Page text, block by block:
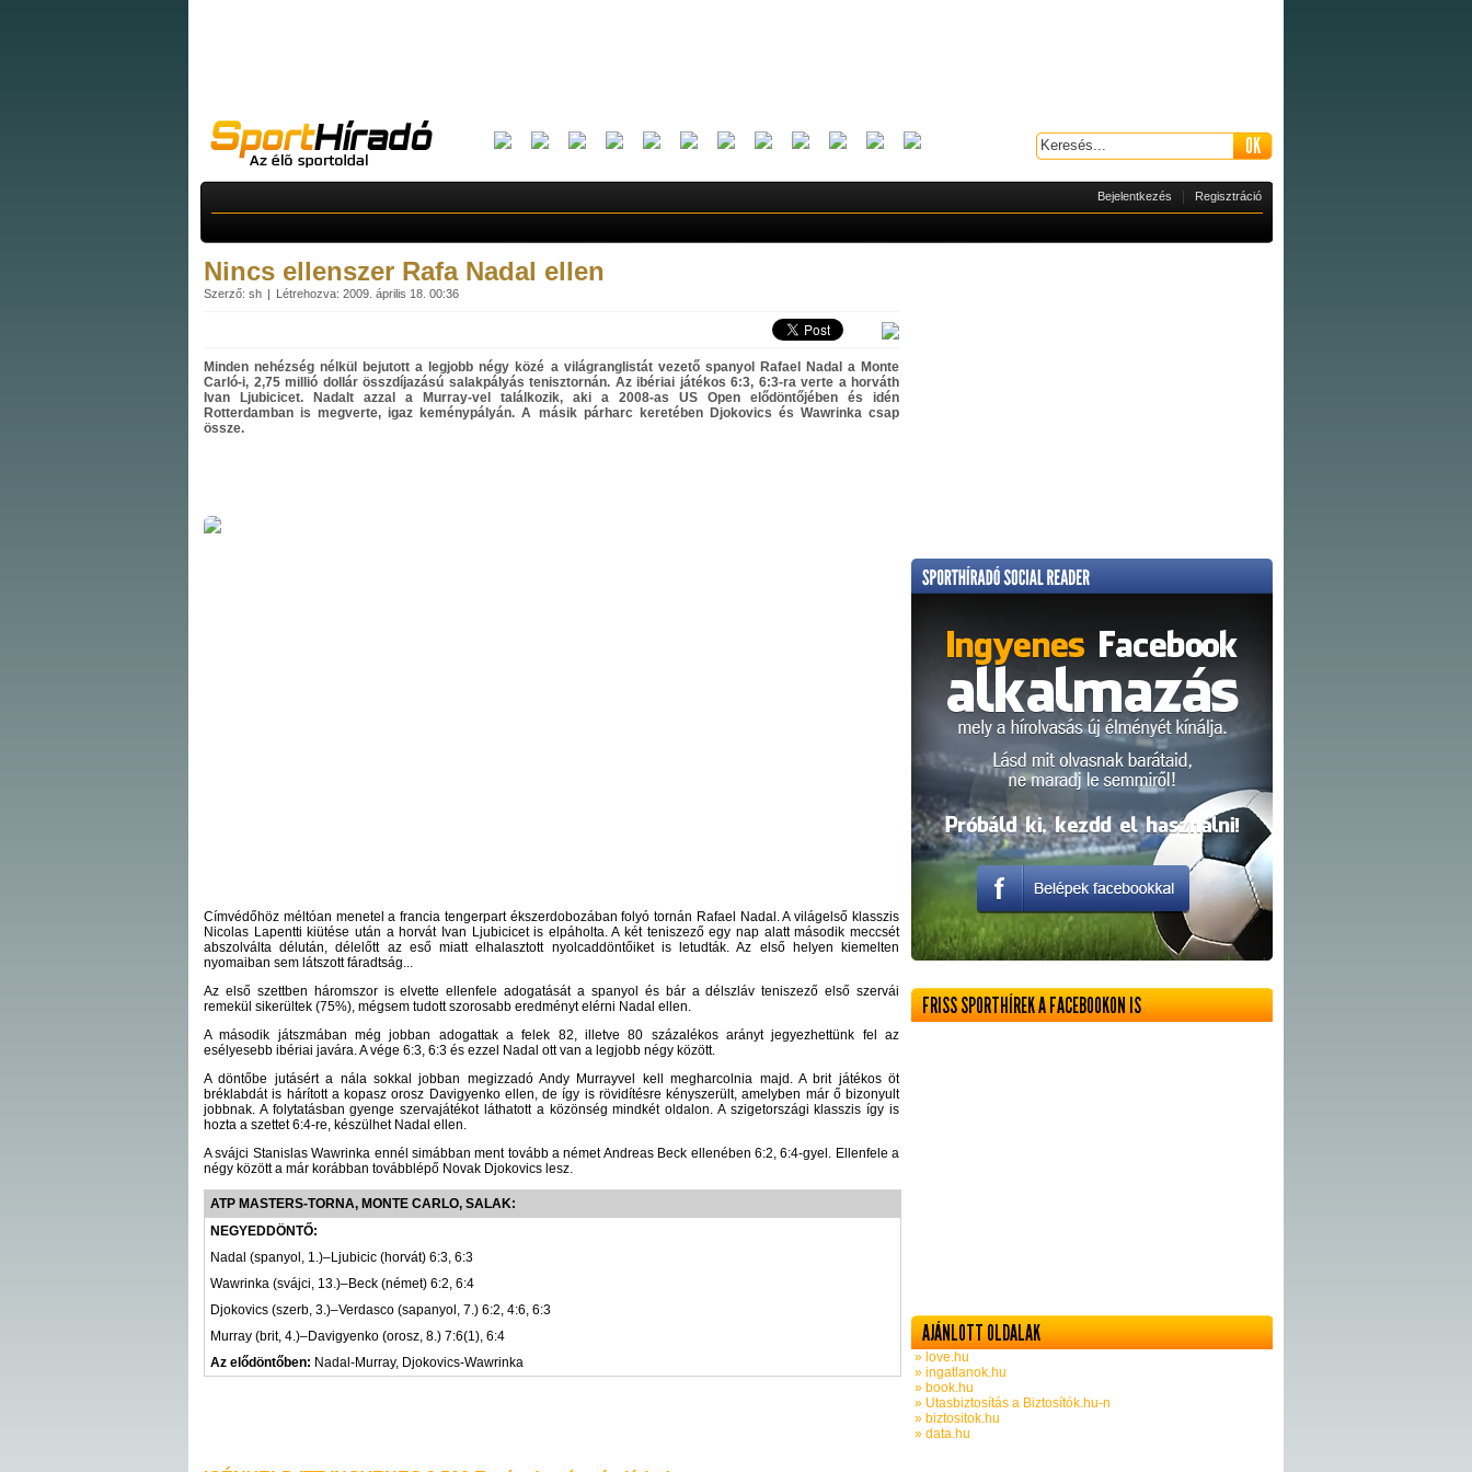
Bejelentkezés Regisztráció
Nincs ellenszer Rafa Nadal ellen
Szerző: sh Létrehozva: 2009. április 18. 00:36
Minden nehézség nélkül bejutott a legjobb négy közé a világranglistát vezető spanyol Rafael Nadal a Monte
Carló-i, 2,75 millió dollár összdíjazású salakpályás tenisztornán. Az ibériai játékos 6:3, 6:3-ra verte a horváth
Ivan Ljubicicet. Nadalt azzal a Murray-vel találkozik, aki a 2008-as US Open elődöntőjében és idén
Rotterdamban is megverte, igaz keménypályán. A másik párharc keretében Djokovics és Wawrinka csap
össze.
Címvédőhöz méltóan menetel a francia tengerpart ékszerdobozában folyó tornán Rafael Nadal. A világelső klasszis
Nicolas Lapentti kiütése után a horvát Ivan Ljubicicet is elpáholta. A két teniszező egy nap alatt második meccsét
abszolválta délután, délelőtt az eső miatt elhalasztott nyolcaddöntőiket is letudták. Az első helyen kiemelten
nyomaiban sem látszott fáradtság...
Az első szettben háromszor is elvette ellenfele adogatását a spanyol és bár a délszláv teniszező első szervái
remekül sikerültek (75%), mégsem tudott szorosabb eredményt elérni Nadal ellen.
A második játszmában még jobban adogattak a felek 82, illetve 80 százalékos arányt jegyezhettünk fel az
esélyesebb ibériai javára. A vége 6:3, 6:3 és ezzel Nadal ott van a legjobb négy között.
A döntőbe jutásért a nála sokkal jobban megizzadó Andy Murrayvel kell megharcolnia majd. A brit játékos öt
bréklabdát is hárított a kopasz orosz Davigyenko ellen, de így is rövidítésre kényszerült, amelyben már ő bizonyult
jobbnak. A folytatásban gyenge szervajátékot láthatott a közönség mindkét oldalon. A szigetországi klasszis így is
hozta a szettet 6:4-re, készülhet Nadal ellen.
A svájci Stanislas Wawrinka ennél simábban ment tovább a német Andreas Beck ellenében 6:2, 6:4-gyel. Ellenfele a
négy között a már korábban továbblépő Novak Djokovics lesz.
ATP MASTERS-TORNA, MONTE CARLO, SALAK:
NEGYEDDÖNTŐ:
Nadal (spanyol, 1.)–Ljubicic (horvát) 6:3, 6:3
Wawrinka (svájci, 13.)–Beck (német) 6:2, 6:4
Djokovics (szerb, 3.)–Verdasco (sapanyol, 7.) 6:2, 4:6, 6:3
Murray (brit, 4.)–Davigyenko (orosz, 8.) 7:6(1), 6:4
Az elődöntőben: Nadal-Murray, Djokovics-Wawrinka
FRISS SPORTHÍREK A FACEBOOKON IS
AJÁNLOTT OLDALAK
» love.hu
» ingatlanok.hu
» book.hu
» Utasbiztosítás a Biztosítók.hu-n
» biztositok.hu
» data.hu